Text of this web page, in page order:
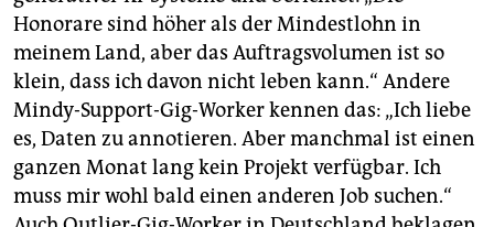
Honorare sind höher als der Mindestlohn in
meinem Land, aber das Auftragsvolumen ist so
klein, dass ich davon nicht leben kann.“ Andere
Mindy-Support-Gig-Worker kennen das: „Ich liebe
es, Daten zu annotieren. Aber manchmal ist einen
ganzen Monat lang kein Projekt verfügbar. Ich
muss mir wohl bald einen anderen Job suchen.“